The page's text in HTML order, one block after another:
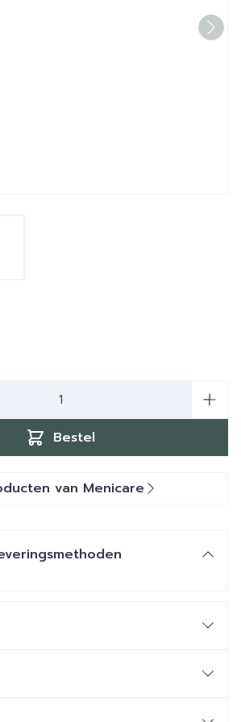
larger image
Bestel
van Menicare